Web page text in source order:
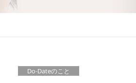
Do-Dateのこと